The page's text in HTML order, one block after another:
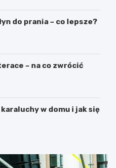
do prania – co lepsze?
– na co zwrócić
w domu i jak się